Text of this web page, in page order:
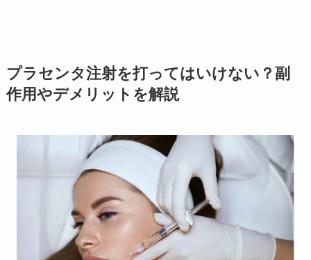
プラセンタ注射を打ってはいけない？副
作用やデメリットを解説